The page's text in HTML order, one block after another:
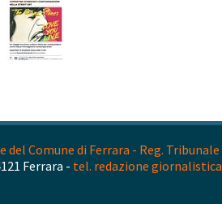
Comune di Ferrara - Reg. Tribunale
Ferrara - tel. redazione